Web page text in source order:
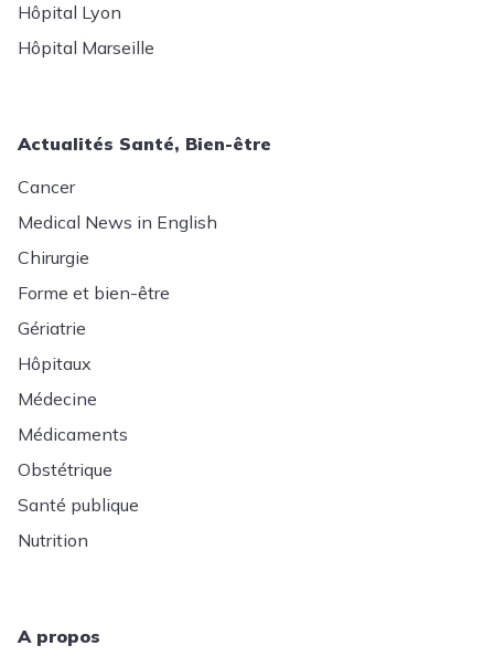
Hôpital Lyon
Hôpital Marseille
Actualités Santé, Bien-être
Cancer
Medical News in English
Chirurgie
Forme et bien-être
Gériatrie
Hôpitaux
Médecine
Médicaments
Obstétrique
Santé publique
Nutrition
A propos